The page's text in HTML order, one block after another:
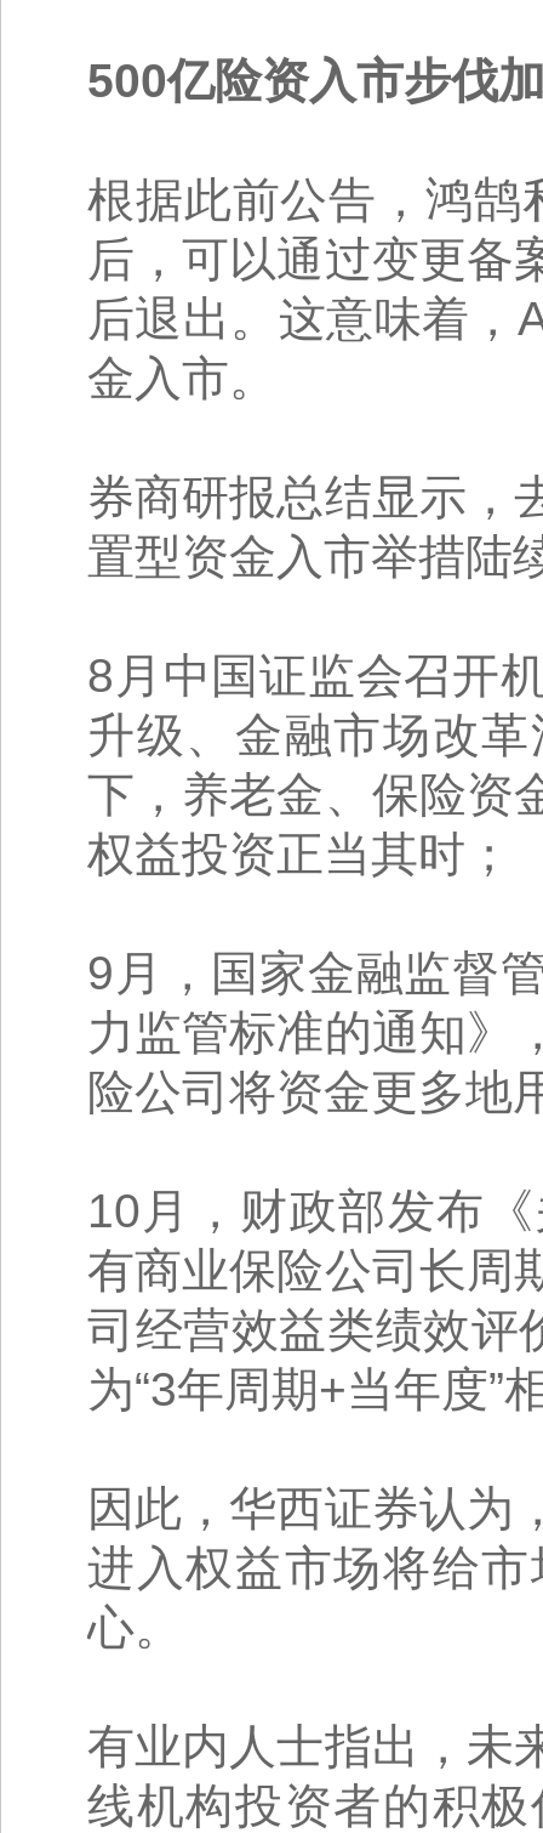
500亿险资入市步伐
根据此前公告，鸿鹄
后，可以通过变更备
后退出。这意味着，
金入市。
券商研报总结显示，
置型资金入市举措陆
8月中国证监会召开
升级、金融市场改
下，养老金、保险资
权益投资正当其时；
9月，国家金融监督
力监管标准的通知》
险公司将资金更多地
10月，财政部发布
有商业保险公司长周
司经营效益类绩效评
为“3年周期+当年度”
因此，华西证券认为
进入权益市场将给
心。
有业内人士指出，未
线机构投资者的积